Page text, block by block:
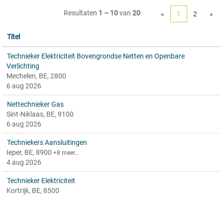
Resultaten 1 – 10van 20 « 1 2 »
Titel
Technieker Elektriciteit Bovengrondse Netten en Openbare
Verlichting
Mechelen, BE, 2800
6 aug 2026
Nettechnieker Gas
Sint-Niklaas, BE, 9100
6 aug 2026
Techniekers Aansluitingen
Ieper, BE, 8900 +8 meer…
4 aug 2026
Technieker Elektriciteit
Kortrijk, BE, 8500